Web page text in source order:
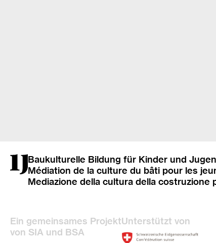
Baukulturelle Bildung für Kinder und
Médiation de la culture du bâti pour les
Mediazione della cultura della costruzione
Ein gemeinsames Projekt
von SIA und BSA
Unterstützt von